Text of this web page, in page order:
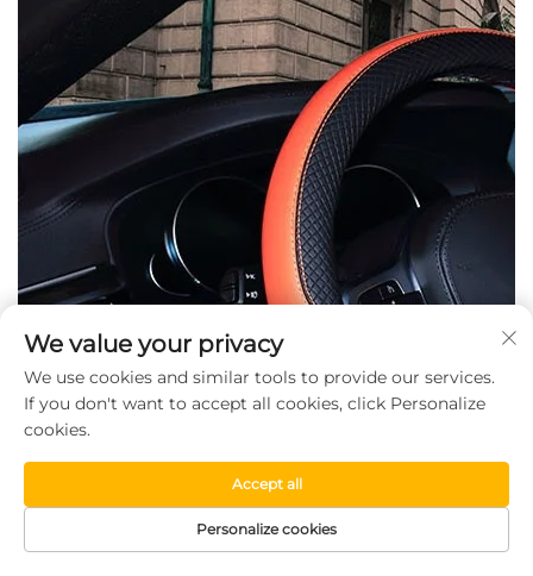
We value your privacy
We use cookies and similar tools to provide our services.
If you don't want to accept all cookies, click Personalize
cookies.
Personalize cookies
Accept all